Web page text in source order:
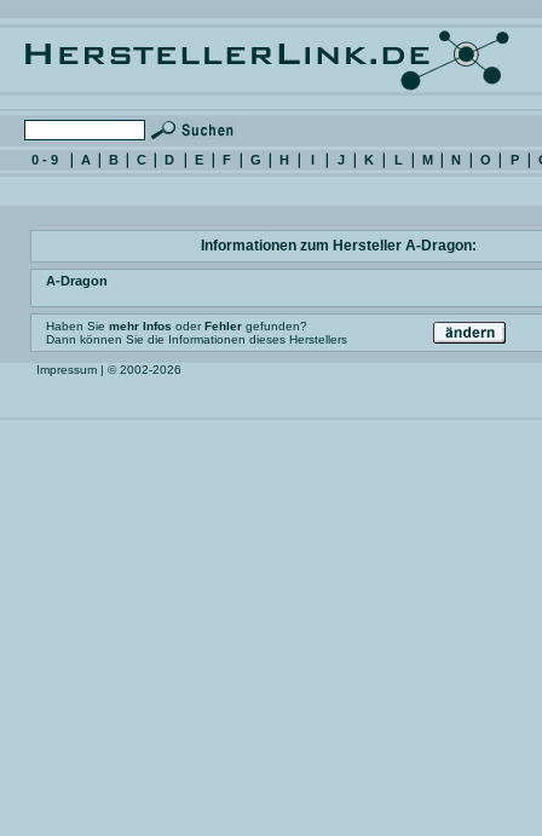
0 - 9 A B C D E F G H I J K L M N O P
Informationen zum Hersteller A-Dragon:
A-Dragon
Haben Sie mehr Infos oderFehler gefunden?
Dann können Sie die Informationen dieses Herstellers
Impressum | © 2002-2026